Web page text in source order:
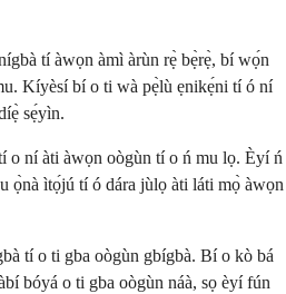
tí àwọn àmì àrùn rẹ̀ bẹ̀rẹ̀, bí wọ́n
Kíyèsí bí o ti wà pẹ̀lù ẹnikẹ́ni tí ó ní
sẹ́yìn.
o ní àti àwọn oògùn tí o ń mu lọ. Èyí ń
ọ̀nà ìtọ́jú tí ó dára jùlọ àti láti mọ̀ àwọn
tí o ti gba oògùn gbígbà. Bí o kò bá
bóyá o ti gba oògùn náà, sọ èyí fún